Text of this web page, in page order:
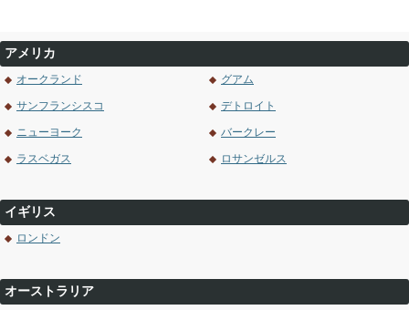
アメリカ
オークランド グアム
サンフランシスコ デトロイト
ニューヨーク バークレー
ラスベガス ロサンゼルス
イギリス
ロンドン
オーストラリア